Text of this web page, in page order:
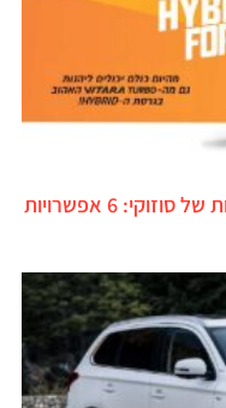
הוצג הסדר פשרה בפרשת ההיברידיות של סוזוקי: 6 אפשרויות